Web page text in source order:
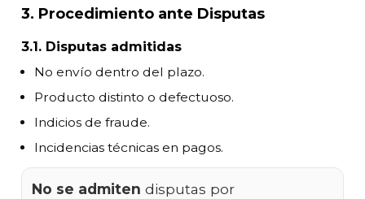
3. Procedimiento ante Disputas
3.1. Disputas admitidas
No envío dentro del plazo.
Producto distinto o defectuoso.
Indicios de fraude.
Incidencias técnicas en pagos.
No se admiten disputas por